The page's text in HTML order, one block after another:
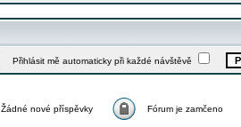
Přihlásit mě automaticky při každé návštěvě
Žádné nové příspěvky Fórum je zamčeno